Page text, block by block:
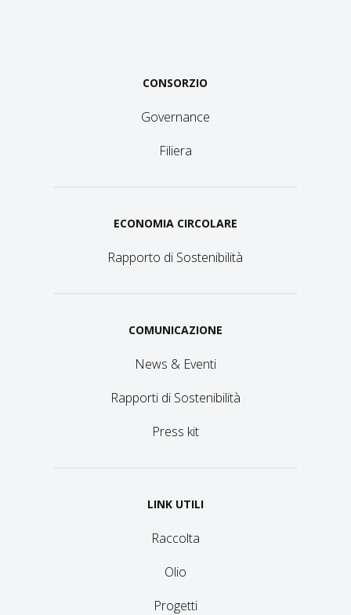
CONSORZIO
Governance
Filiera
ECONOMIA CIRCOLARE
Rapporto di Sostenibilità
COMUNICAZIONE
News & Eventi
Rapporti di Sostenibilità
Press kit
LINK UTILI
Raccolta
Olio
Progetti